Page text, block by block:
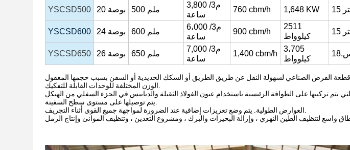
YSCSD500 20 بوصة 500 ملم
3,800 م3/
ساعة
760 cbm/h 1,648 KW
YSCSD600 24 بوصة 600 ملم
6،000 م3/
ساعة
900 cbm/h
2511
كيلوواط
YSCSD650 26 بوصة 650 ملم
7,000 م3/
ساعة
1,400 cbm/h
3،705
كيلوواط
قطعة القرص الصناعي لسهولة النقل عن طريق الطريق أو السكك الحديدية أو السفن بسبب حجمها المعقول
الوزن المختلفة للوحدات القابلة للتفكيك.
يتم تركيبها على الطوافة الرئيسية باستخدام عيون الفولاذ الثقيلة والدبابيس في الجزء السفلي من الهيكل
يتم توصيلها على مستوى سطح السفينة.
العوارض الطولية. يتم وضع تعزيزات إضافية عند الضرورة لمواجهة جميع القوى أثناء التجريف.